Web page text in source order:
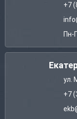
+7
Пн-
ул.
+7